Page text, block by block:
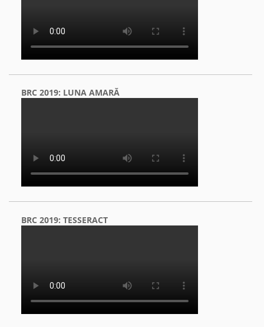
BRC 2019: LUNA AMARĂ
BRC 2019: TESSERACT